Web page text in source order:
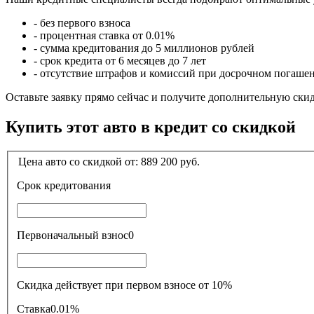
- без первого взноса
- процентная ставка от 0.01%
- сумма кредитования до 5 миллионов рублей
- срок кредита от 6 месяцев до 7 лет
- отсутствие штрафов и комиссий при досрочном
Оставьте заявку прямо сейчас и получите дополнительную
Купить этот авто в кредит со скидкой
Цена авто со скидкой от: 889 200 руб.
Срок кредитования
Первоначальный взнос0
Скидка действует при первом взносе от 10%
Ставка0.01%